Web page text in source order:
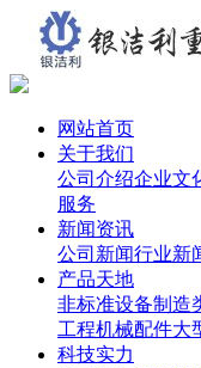
网站首页
关于我们
公司介绍企业文
服务
新闻资讯
公司新闻行业新
产品天地
非标准设备制造
工程机械配件大
科技实力